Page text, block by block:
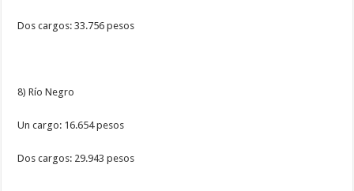
Dos cargos: 33.756 pesos
8) Río Negro
Un cargo: 16.654 pesos
Dos cargos: 29.943 pesos